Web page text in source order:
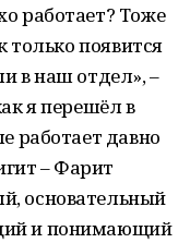
работает? Тоже
только появится
в наш отдел», –
я перешёл в
работает давно
– Фарит
основательный
и понимающий